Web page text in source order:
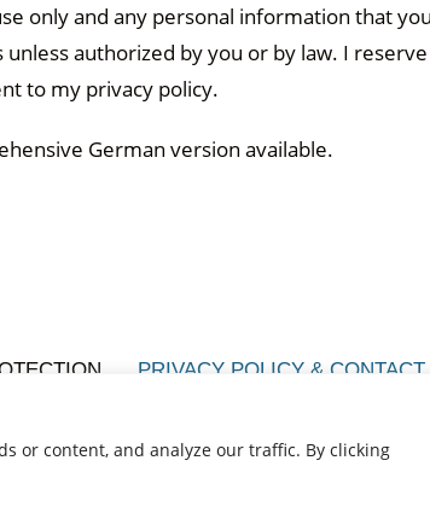
or content, and analyze our traffic. By clicking
only and any personal information that
authorized by you or by law. I
to my privacy policy.
German version available.
PRIVACY POLICY & CONTACT
All Rights Reserved ·The Bowl and Pie Bird